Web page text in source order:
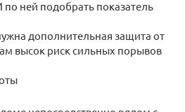
по ней подобрать показатель
дополнительная защита от
высок риск сильных порывов